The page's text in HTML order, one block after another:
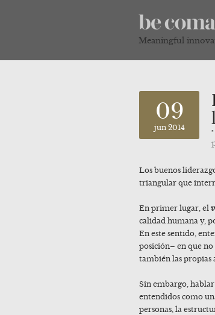
Meaningful
09
jun 2014
Los buenos
triangular que
En primer lugar, el
calidad humana y,
En este sentido,
posición– en que
también las propias
Sin embargo,
entendidos como
personas, la